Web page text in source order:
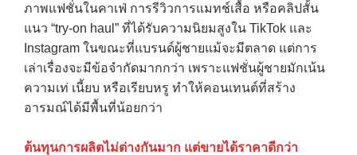
ภาพแฟชั่นในคาเฟ่ การรีวิวการแมทช์เสื้อ หรือคลิปสั้น
แนว “try-on haul” ที่ได้รับความนิยมสูงใน TikTok และ
Instagram ในขณะที่แบรนด์ผู้ชายแม้จะมีตลาด แต่การ
เล่าเรื่องจะมีข้อจำกัดมากกว่า เพราะแฟชั่นผู้ชายมักเน้น
ความเท่ เนี้ยบ หรือเรียบหรู ทำให้คอนเทนต์ที่สร้าง
อารมณ์ได้มีพื้นที่น้อยกว่า
ต้นทุนการผลิตไม่ต่างกันมาก แต่ขายได้ราคาดีกว่า